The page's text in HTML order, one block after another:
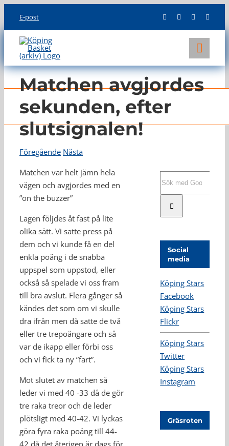
content
E-post
KLUBBEN
LAG
INFO
Matchen avgjordes
sekunden, efter
slutsignalen!
Föregående Nästa
Matchen var helt jämn hela
vägen och avgjordes med en
”on the buzzer”
Lagen följdes åt fast på lite
olika sätt. Vi satte press på
dem och vi kunde få en del
enkla poäng i de snabba
uppspel som uppstod, eller
också så spelade vi oss fram
till bra avslut. Flera gånger så
kändes det som om vi skulle
dra ifrån men då satte de två
eller tre trepoängare och så
var de ikapp eller förbi oss
och vi fick ta ny ”fart”.
Mot slutet av matchen så
leder vi med 40 -33 då de gör
tre raka treor och de leder
plötsligt med 40-42. Vi lyckas
göra fyra raka poäng till 44-
42 då det återigen är dags för
Social
media
Köping Stars
Facebook
Köping Stars
Flickr
Köping Stars
Twitter
Köping Stars
Instagram
Gräsroten